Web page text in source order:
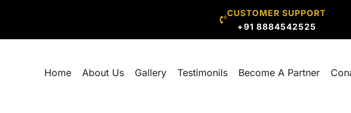
CUSTOMER SUPPORT
+91 8884542525
Home About Us Gallery Testimonils Become A Partner